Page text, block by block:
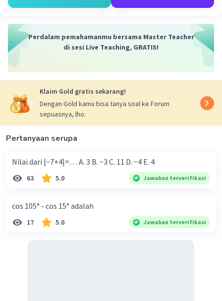
selalu positif pada interval 0 &lt;= x &lt;= 2pi, maka f''(x)
Jadi, fungsi f(x) = -2sin(x - pi/4) cekung ke atas pada
interval 0 &lt;= x &lt;= 2pi.
Beri Rating·5.0(1) Balas
Perdalam pemahamanmu bersama Master Teacher
di sesi Live Teaching, GRATIS!
Klaim Gold gratis sekarang!
Dengan Gold kamu bisa tanya soal ke Forum
sepuasnya, lho.
Pertanyaan serupa
Nilai dari |−7+4|=… A. 3 B. −3 C. 11 D. −4 E. 4
63 5.0 Jawaban terverifikasi
cos 105° - cos 15° adalah
17 5.0 Jawaban terverifikasi